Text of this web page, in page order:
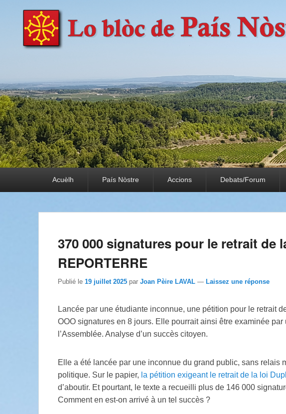
País Nòstre
Paratge e Convivència
Acuèlh País Nòstre Accions Debats/Forum
370 000 signatures pour le retrait de
REPORTERRE
Publié le 19 juillet 2025 par Joan Pèire LAVAL — Laissez une réponse
Lancée par une étudiante inconnue, une pétition pour le retrait
OOO signatures en 8 jours. Elle pourrait ainsi être examinée par
l’Assemblée. Analyse d’un succès citoyen.
Elle a été lancée par une inconnue du grand public, sans relais
politique. Sur le papier, la pétition exigeant le retrait de la loi
d’aboutir. Et pourtant, le texte a recueilli plus de 146 000
Comment en est-on arrivé à un tel succès ?